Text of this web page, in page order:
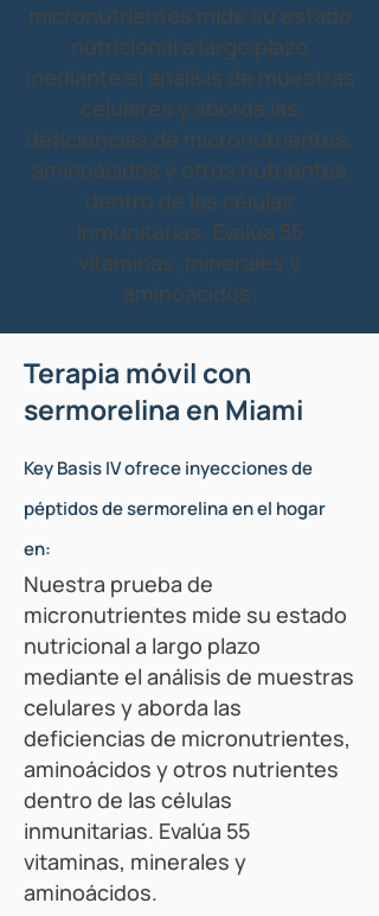
micronutrientes mide su estado
nutricional a largo plazo
mediante el análisis de muestras
celulares y aborda las
deficiencias de micronutrientes,
aminoácidos y otros nutrientes
dentro de las células
inmunitarias. Evalúa 55
vitaminas, minerales y
aminoácidos.
Terapia móvil con
sermorelina en Miami
Key Basis IV ofrece inyecciones de
péptidos de sermorelina en el hogar
en:
Nuestra prueba de
micronutrientes mide su estado
nutricional a largo plazo
mediante el análisis de muestras
celulares y aborda las
deficiencias de micronutrientes,
aminoácidos y otros nutrientes
dentro de las células
inmunitarias. Evalúa 55
vitaminas, minerales y
aminoácidos.